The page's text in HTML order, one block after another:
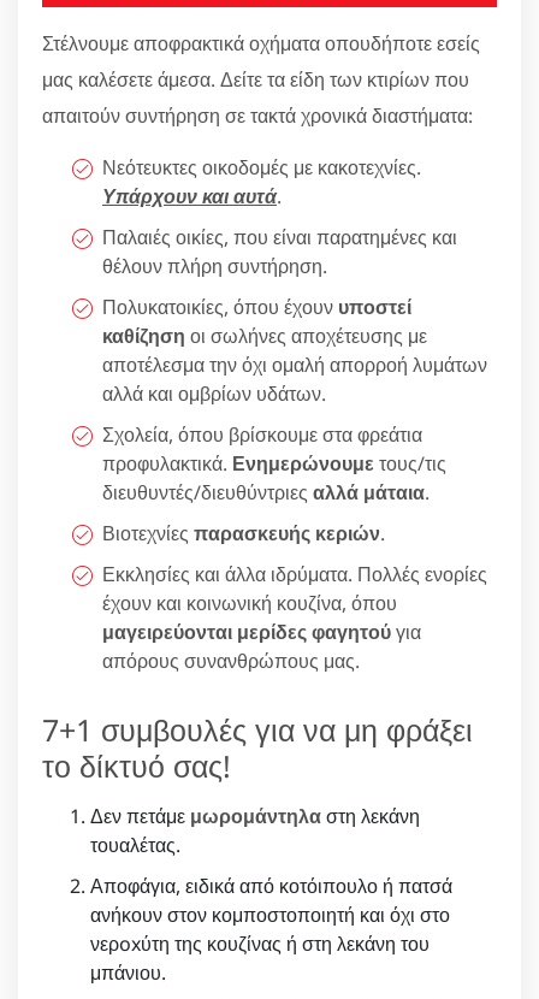
Στέλνουμε αποφρακτικά οχήματα οπουδήποτε εσείς
μας καλέσετε άμεσα. Δείτε τα είδη των κτιρίων που
απαιτούν συντήρηση σε τακτά χρονικά διαστήματα:
Νεότευκτες οικοδομές με κακοτεχνίες.
Υπάρχουν και αυτά.
Παλαιές οικίες, που είναι παρατημένες και
θέλουν πλήρη συντήρηση.
Πολυκατοικίες, όπου έχουν υποστεί
καθίζηση οι σωλήνες αποχέτευσης με
αποτέλεσμα την όχι ομαλή απορροή λυμάτων
αλλά και ομβρίων υδάτων.
Σχολεία, όπου βρίσκουμε στα φρεάτια
προφυλακτικά. Ενημερώνουμε τους/τις
διευθυντές/διευθύντριες αλλά μάταια.
Βιοτεχνίες παρασκευής κεριών.
Εκκλησίες και άλλα ιδρύματα. Πολλές ενορίες
έχουν και κοινωνική κουζίνα, όπου
μαγειρεύονται μερίδες φαγητούγια
απόρους συνανθρώπους μας.
7+1 συμβουλές για να μη φράξει
το δίκτυό σας!
Δεν πετάμε μωρομάντηλαστη λεκάνη
τουαλέτας.
Αποφάγια, ειδικά από κοτόιπουλο ή πατσά
ανήκουν στον κομποστοποιητή και όχι στο
νερoxύτη της κουζίνας ή στη λεκάνη του
μπάνιου.